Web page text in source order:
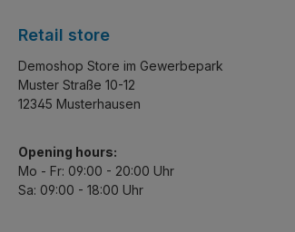
Retail store
Demoshop Store im Gewerbepark
Muster Straße 10-12
12345 Musterhausen
Opening hours:
Mo - Fr: 09:00 - 20:00 Uhr
Sa: 09:00 - 18:00 Uhr